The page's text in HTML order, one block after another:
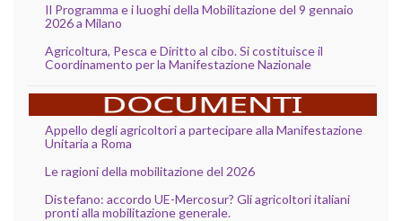
Il Programma e i luoghi della Mobilitazione del 9 gennaio
2026 a Milano
Agricoltura, Pesca e Diritto al cibo. Si costituisce il
Coordinamento per la Manifestazione Nazionale
Appello degli agricoltori a partecipare alla Manifestazione
Unitaria a Roma
Le ragioni della mobilitazione del 2026
Distefano: accordo UE-Mercosur? Gli agricoltori italiani
pronti alla mobilitazione generale.